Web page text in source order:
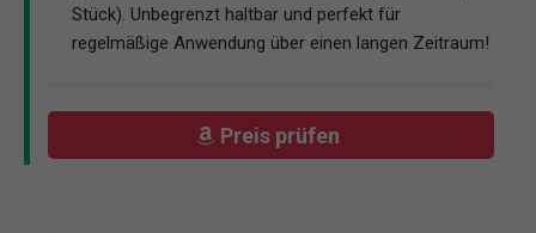
Stück). Unbegrenzt haltbar und perfekt für
regelmäßige Anwendung über einen langen Zeitraum!
Preis prüfen